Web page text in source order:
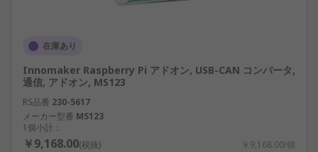
在庫あり
Innomaker Raspberry Pi アドオン, USB-CAN コンバータ,
通信, アドオン, MS123
RS品番 230-5617
メーカー型番 MS123
1個小計：
￥9,168.00(税抜) ￥9,168.00/個